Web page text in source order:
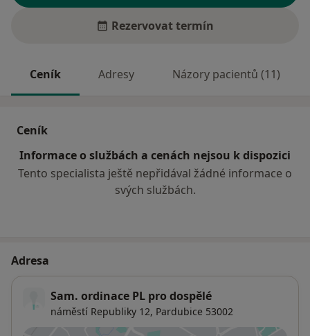
Rezervovat termín
Ceník Adresy Názory pacientů (11)
Ceník
Informace o službách a cenách nejsou k dispozici
Tento specialista ještě nepřidával žádné informace o
svých službách.
Adresa
Sam. ordinace PL pro dospělé
náměstí Republiky 12, Pardubice 53002